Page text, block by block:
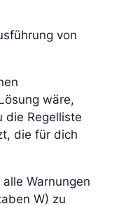
von
wäre,
die Regelliste
die für dich
Warnungen
W) zu